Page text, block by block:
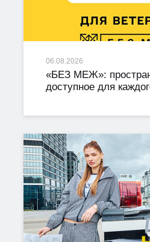
06.08.2026
«БЕЗ МЕЖ»:
доступное для